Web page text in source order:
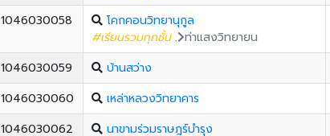
1046030058
โคกคอนวิทยานุกูล
#เรียนรวมทุกชั้น. ท่าแสงวิทยายน
1046030059 บ้านสว่าง
1046030060
เหล่าหลวงวิทยาคาร
1046030062
นาขามร่วมราษฎร์บำรุง